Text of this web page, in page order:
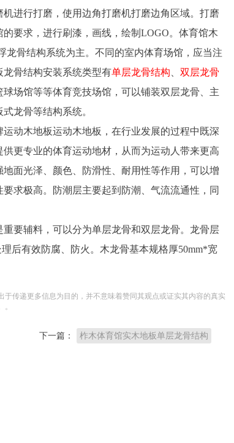
进行打磨，使用边角打磨机打磨边角区域。打磨
要求，进行刷漆，画线，绘制LOGO。体育馆木
骨结构系统为主。不同的室内体育场馆，应当注
骨结构安装系统类型有单层龙骨结构
双层龙骨
球场馆等等体育竞技场馆，可以铺装双层龙骨、主
龙骨等结构系统。
动木地板运动木地板，在行业发展的过程中既深
更专业的体育运动地材，从而为运动人带来更高
面光泽、颜色、防滑性、耐用性等作用，可以增
求极高。防潮层主要起到防潮、气流流通性，同
要辅料，可以分为单层龙骨和双层龙骨。龙骨层
后有效防腐、防火。木龙骨基本规格厚50mm*宽
传递更多信息为目的，并不意味着赞同其观点或证实其内容的真实
下一篇： 柞木体育馆实木地板单层龙骨结构